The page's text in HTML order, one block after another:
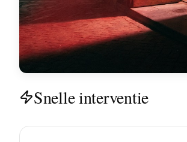
Snelle interventie